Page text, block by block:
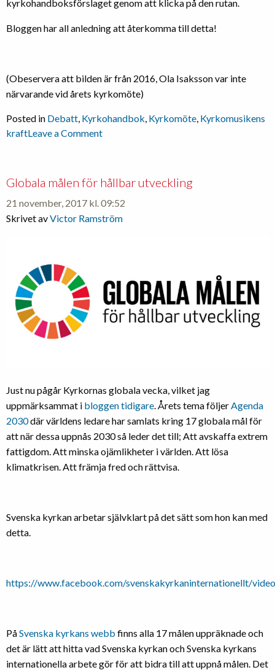
kyrkohandboksförslaget genom att klicka på den rutan.
Bloggen har all anledning att återkomma till detta!
(Obeservera att bilden är från 2016, Ola Isaksson var inte
närvarande vid årets kyrkomöte)
Posted in Debatt, Kyrkohandbok, Kyrkomöte, Kyrkomusikens
kraftLeave a Commenton
lång
debatt
i
kyrkomötet
Globala målen för hållbar utveckling
21 november, 2017 kl. 09:52
Skrivet avVictor Ramström
Just nu pågår Kyrkornas globala vecka, vilket jag
uppmärksammat i bloggen tidigare . Årets tema följer Agenda
2030där världens ledare har samlats kring 17 globala mål för
att när dessa uppnås 2030 så leder det till; Att avskaffa extrem
fattigdom. Att minska ojämlikheter i världen. Att lösa
klimatkrisen. Att främja fred och rättvisa.
Svenska kyrkan arbetar självklart på det sätt som hon kan med
detta.
https://www.facebook.com/svenskakyrkaninternationellt/
PåSvenska kyrkans webb finns alla 17 målen uppräknade och
det är lätt att hitta vad Svenska kyrkan och Svenska kyrkans
internationella arbete gör för att bidra till att uppnå målen. Det